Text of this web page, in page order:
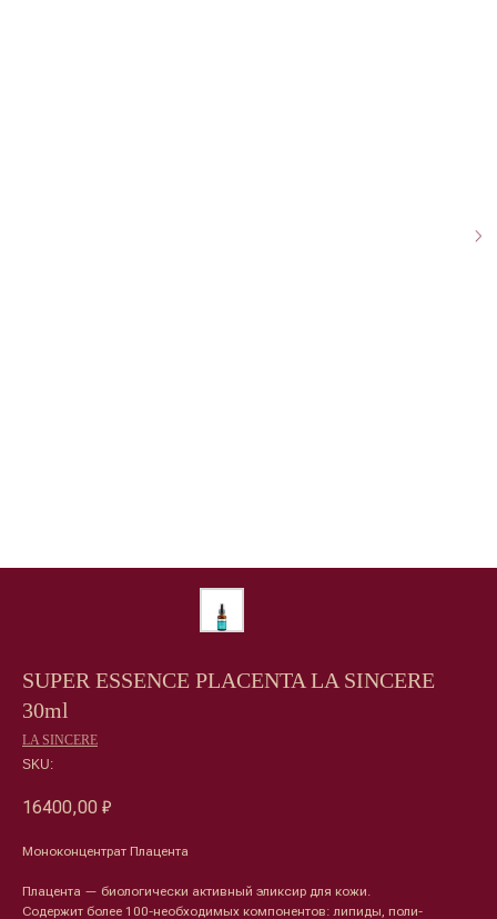
SUPER ESSENCE PLACENTA LA SINCERE
30ml
LA SINCERE
SKU:
16400,00 ₽
Моноконцентрат Плацента
Плацента — биологически активный эликсир для кожи.
Содержит более 100-необходимых компонентов: липиды, поли­